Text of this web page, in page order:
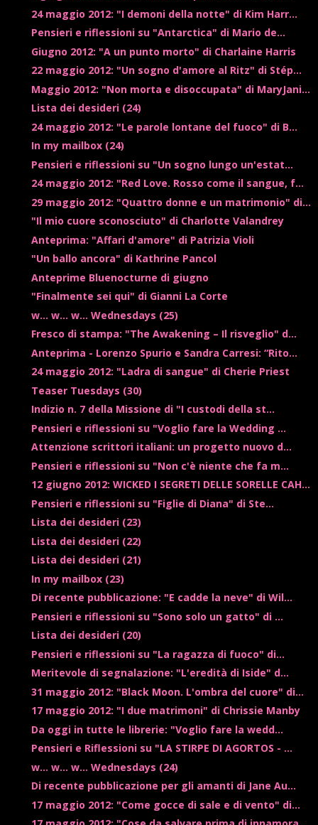
24 maggio 2012: "I demoni della notte" di Kim Harr...
Pensieri e riflessioni su "Antarctica" di Mario de...
Giugno 2012: "A un punto morto" di Charlaine Harris
22 maggio 2012: "Un sogno d'amore al Ritz" di Stép...
Maggio 2012: "Non morta e disoccupata" di MaryJani...
Lista dei desideri (24)
24 maggio 2012: "Le parole lontane del fuoco" di B...
In my mailbox (24)
Pensieri e riflessioni su "Un sogno lungo un'estat...
24 maggio 2012: "Red Love. Rosso come il sangue, f...
29 maggio 2012: "Quattro donne e un matrimonio" di...
"Il mio cuore sconosciuto" di Charlotte Valandrey
Anteprima: "Affari d'amore" di Patrizia Violi
"Un ballo ancora" di Kathrine Pancol
Anteprime Bluenocturne di giugno
"Finalmente sei qui" di Gianni La Corte
w... w... w... Wednesdays (25)
Fresco di stampa: "The Awakening – Il risveglio" d...
Anteprima - Lorenzo Spurio e Sandra Carresi: “Rito...
24 maggio 2012: "Ladra di sangue" di Cherie Priest
Teaser Tuesdays (30)
Indizio n. 7 della Missione di "I custodi della st...
Pensieri e riflessioni su "Voglio fare la Wedding ...
Attenzione scrittori italiani: un progetto nuovo d...
Pensieri e riflessioni su "Non c'è niente che fa m...
12 giugno 2012: WICKED I SEGRETI DELLE SORELLE CAH...
Pensieri e riflessioni su "Figlie di Diana" di Ste...
Lista dei desideri (23)
Lista dei desideri (22)
Lista dei desideri (21)
In my mailbox (23)
Di recente pubblicazione: "E cadde la neve" di Wil...
Pensieri e riflessioni su "Sono solo un gatto" di ...
Lista dei desideri (20)
Pensieri e riflessioni su "La ragazza di fuoco" di...
Meritevole di segnalazione: "L'eredità di Iside" d...
31 maggio 2012: "Black Moon. L'ombra del cuore" di...
17 maggio 2012: "I due matrimoni" di Chrissie Manby
Da oggi in tutte le librerie: "Voglio fare la wedd...
Pensieri e Riflessioni su "LA STIRPE DI AGORTOS - ...
w... w... w... Wednesdays (24)
Di recente pubblicazione per gli amanti di Jane Au...
17 maggio 2012: "Come gocce di sale e di vento" di...